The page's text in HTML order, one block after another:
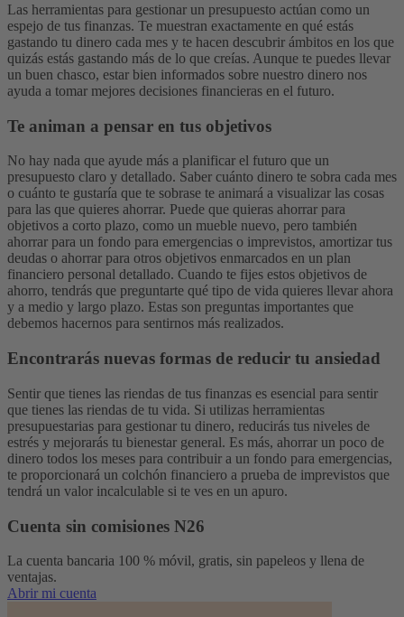
Las herramientas para gestionar un presupuesto actúan como un
espejo de tus finanzas. Te muestran exactamente en qué estás
gastando tu dinero cada mes y te hacen descubrir ámbitos en los que
quizás estás gastando más de lo que creías. Aunque te puedes llevar
un buen chasco, estar bien informados sobre nuestro dinero nos
ayuda a tomar mejores decisiones financieras en el futuro.
Te animan a pensar en tus objetivos
No hay nada que ayude más a planificar el futuro que un
presupuesto claro y detallado. Saber cuánto dinero te sobra cada mes
o cuánto te gustaría que te sobrase te animará a visualizar las cosas
para las que quieres ahorrar. Puede que quieras ahorrar para
objetivos a corto plazo, como un mueble nuevo, pero también
ahorrar para un fondo para emergencias o imprevistos, amortizar tus
deudas o ahorrar para otros objetivos enmarcados en un plan
financiero personal detallado. Cuando te fijes estos objetivos de
ahorro, tendrás que preguntarte qué tipo de vida quieres llevar ahora
y a medio y largo plazo. Estas son preguntas importantes que
debemos hacernos para sentirnos más realizados.
Encontrarás nuevas formas de reducir tu ansiedad
Sentir que tienes las riendas de tus finanzas es esencial para sentir
que tienes las riendas de tu vida. Si utilizas herramientas
presupuestarias para gestionar tu dinero, reducirás tus niveles de
estrés y mejorarás tu bienestar general. Es más, ahorrar un poco de
dinero todos los meses para contribuir a un fondo para emergencias,
te proporcionará un colchón financiero a prueba de imprevistos que
tendrá un valor incalculable si te ves en un apuro.
Cuenta sin comisiones N26
La cuenta bancaria 100 % móvil, gratis, sin papeleos y llena de
ventajas.
Abrir mi cuenta